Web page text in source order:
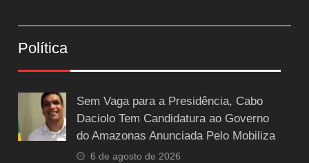
Política
Sem Vaga para a Presidência, Cabo
Daciolo Tem Candidatura ao Governo
do Amazonas Anunciada Pelo Mobiliza
6 de agosto de 2026